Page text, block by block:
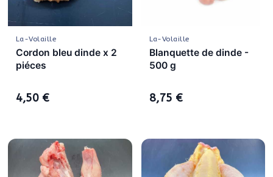
La-Volaille
Cordon bleu dinde x 2
piéces
4,50 €
La-Volaille
Blanquette de dinde -
500 g
8,75 €